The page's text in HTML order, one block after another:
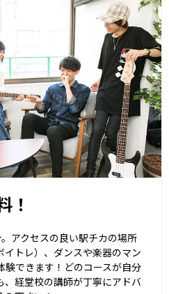
！
アクセスの良い駅チカの場所
イトレ）、ダンスや楽器のマン
験できます！どのコースが自分
、経堂校の講師が丁寧にアドバ